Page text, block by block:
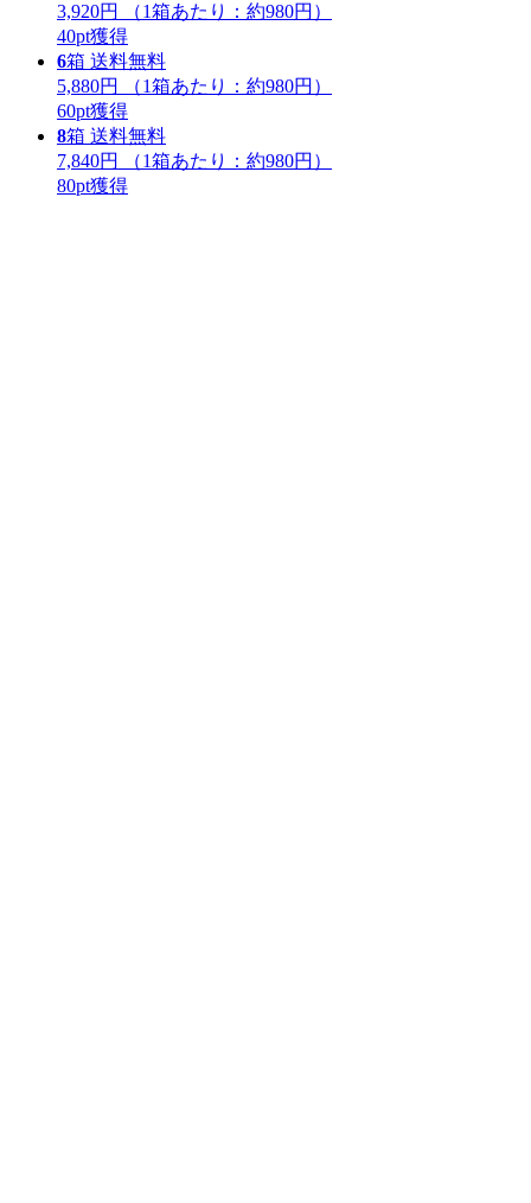
3,920円
（1箱あたり： 約980円 ）
40pt獲得
6箱 送料無料
5,880円
（1箱あたり： 約980円 ）
60pt獲得
8箱 送料無料
7,840円
（1箱あたり： 約980円 ）
80pt獲得